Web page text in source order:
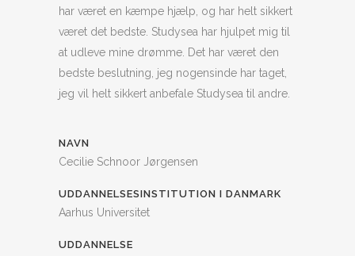
har været en kæmpe hjælp, og har helt sikkert
været det bedste. Studysea har hjulpet mig til
at udleve mine drømme. Det har været den
bedste beslutning, jeg nogensinde har taget,
jeg vil helt sikkert anbefale Studysea til andre.
NAVN
Cecilie Schnoor Jørgensen
UDDANNELSESINSTITUTION I DANMARK
Aarhus Universitet
UDDANNELSE